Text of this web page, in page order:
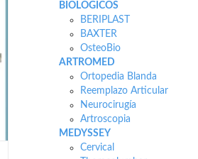
BIOLÓGICOS
BERIPLAST
BAXTER
OsteoBio
ARTROMED
Ortopedia Blanda
Reemplazo Articular
Neurocirugía
Artroscopia
MEDYSSEY
Cervical